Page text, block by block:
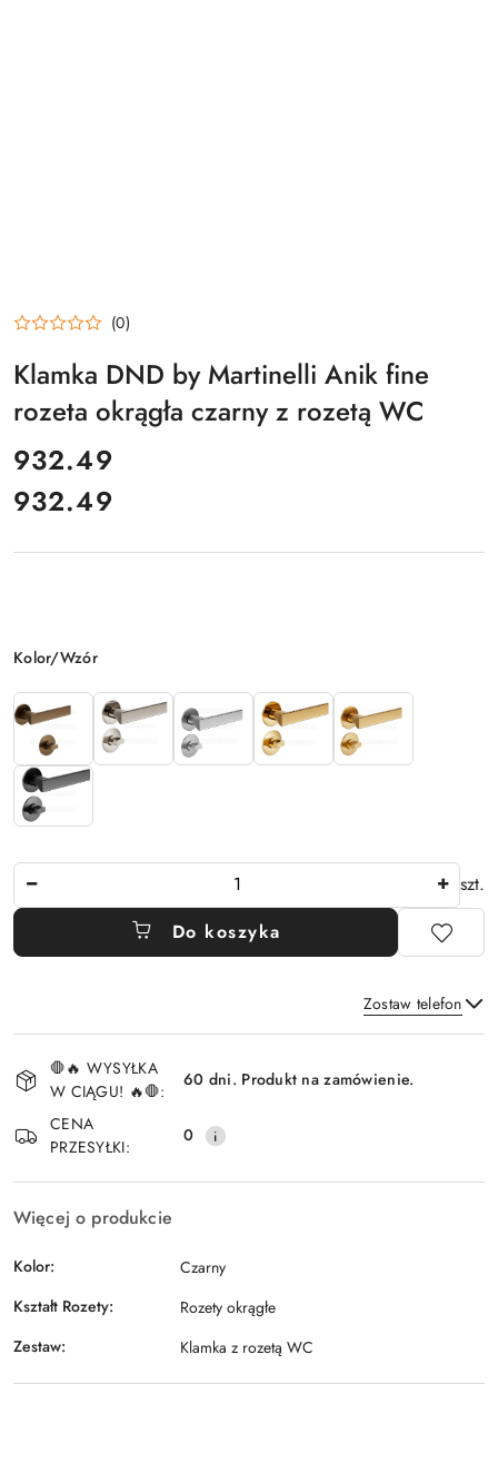
(0)
Klamka DND by Martinelli Anik fine
rozeta okrągła czarny z rozetą WC
cena:
932.49
Cena:
932.49
Wariant
Kolor/Wzór
szt.
Do koszyka
Zostaw telefon
Dostępność
i
dostawa
🛑🔥 WYSYŁKA
W CIĄGU! 🔥🛑:
60 dni. Produkt na zamówienie.
CENA
PRZESYŁKI:
0
Więcej o produkcie
Kolor:
Czarny
Kształt Rozety:
Rozety okrągłe
Zestaw:
Klamka z rozetą WC